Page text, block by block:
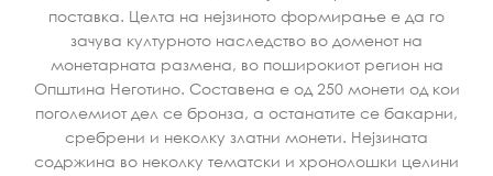
поставка. Целта на нејзиното формирање е да го
зачува културното наследство во доменот на
монетарната размена, во поширокиот регион на
Општина Неготино. Составена е од 250 монети од кои
поголемиот дел се бронза, а останатите се бакарни,
сребрени и неколку златни монети. Нејзината
содржина во неколку тематски и хронолошки целини